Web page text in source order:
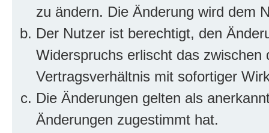
zu ändern. Die Änderung wird dem
Der Nutzer ist berechtigt, den
Widerspruchs erlischt das
Vertragsverhältnis mit sofortiger
Die Änderungen gelten als
Änderungen zugestimmt hat.